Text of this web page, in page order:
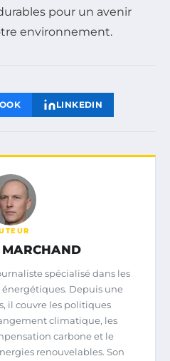
pour un avenir
environnement.
LINKEDIN
spécialisé dans les
Depuis une
il couvre les politiques
climatique, les
carbone et le
renouvelables. Son